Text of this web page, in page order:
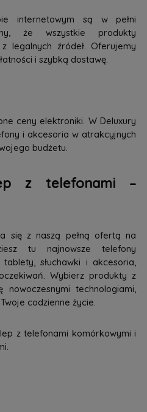
internetowym są w pełni
że wszystkie produkty
legalnych źródeł. Oferujemy
i szybką dostawę.
ceny elektroniki. W Deluxury
i akcesoria w atrakcyjnych
budżetu.
z telefonami –
się z naszą pełną ofertą na
tu najnowsze telefony
słuchawki i akcesoria,
Wybierz produkty z
technologiami,
codzienne życie.
z telefonami komórkowymi i